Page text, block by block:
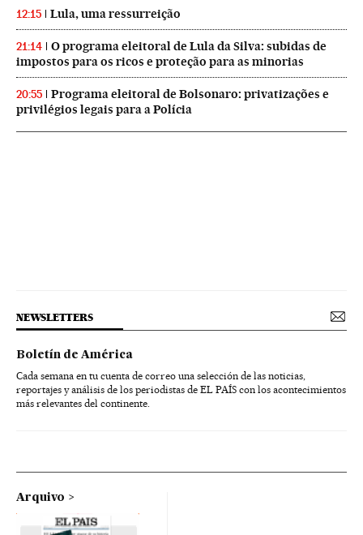
12:15 Lula, uma ressurreição
21:14
O programa eleitoral de Lula da Silva: subidas de
impostos para os ricos e proteção para as minorias
20:55
Programa eleitoral de Bolsonaro: privatizações e
privilégios legais para a Polícia
NEWSLETTERS
Boletín de América
Cada semana en tu cuenta de correo una selección de las noticias,
reportajes y análisis de los periodistas de EL PAÍS con los acontecimientos
más relevantes del continente.
Arquivo